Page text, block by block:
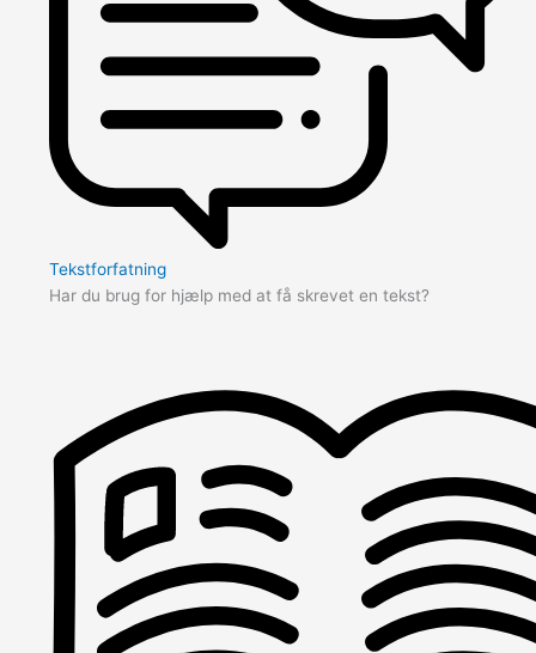
Tekstforfatning
Har du brug for hjælp med at få skrevet en tekst?